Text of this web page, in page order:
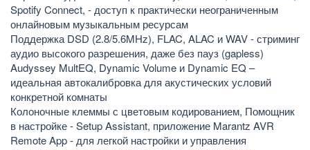
Spotify Connect, - доступ к практически неограниченным
онлайновым музыкальным ресурсам
Поддержка DSD (2.8/5.6MHz), FLAC, ALAC и WAV - стриминг
аудио высокого разрешения, даже без пауз (gapless)
Audyssey MultEQ, Dynamic Volume и Dynamic EQ –
идеальная автокалибровка для акустических условий
конкретной комнаты
Колоночные клеммы с цветовым кодированием, Помощник
в настройке - Setup Assistant, приложение Marantz AVR
Remote App - для легкой настройки и управления